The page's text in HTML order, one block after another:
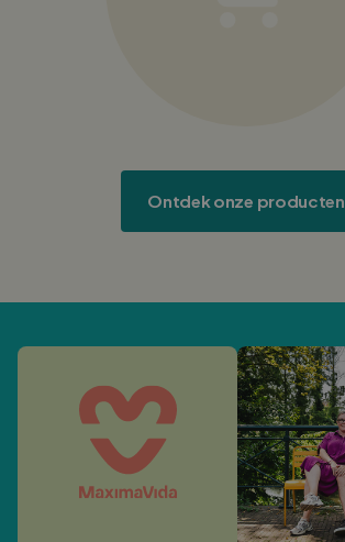
Verkooppunten
Partner worden?
Inspiratie
Ontdek onze producten